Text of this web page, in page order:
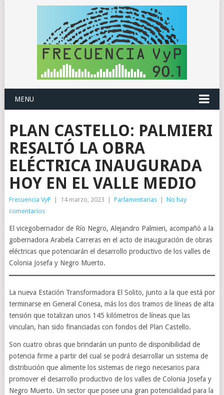
MENU
PLAN CASTELLO: PALMIERI
RESALTÓ LA OBRA
ELÉCTRICA INAUGURADA
HOY EN EL VALLE MEDIO
Frecuencia VyP 14 marzo, 2023 Parlamentarias
No hay
comentarios
El vicegobernador de Río Negro, Alejandro Palmieri, acompañó a la
gobernadora Arabela Carreras en el acto de inauguración de obras
eléctricas que potenciarán el desarrollo productivo de los valles de
Colonia Josefa y Negro Muerto.
La nueva Estación Transformadora El Solito, junto a la que está por
terminarse en General Conesa, más los dos tramos de líneas de alta
tensión que totalizan unos 145 kilómetros de líneas que las
vinculan, han sido financiadas con fondos del Plan Castello.
Son cuatro obras que brindarán un punto de disponibilidad de
potencia firme a partir del cual se podrá desarrollar un sistema de
distribución que alimente los sistemas de riego necesarios para
promover el desarrollo productivo de los valles de Colonia Josefa y
Negro Muerto. Un sector que posee una gran potencialidad para la